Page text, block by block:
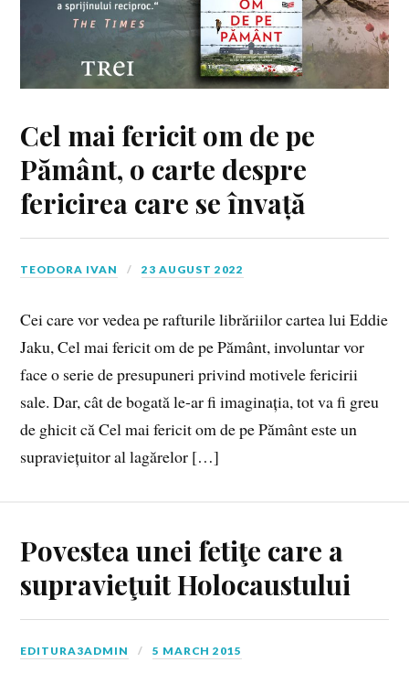
Cel mai fericit om de pe
Pământ, o carte despre
fericirea care se învață
TEODORA IVAN 23 AUGUST 2022
Cei care vor vedea pe rafturile librăriilor cartea lui Eddie
Jaku, Cel mai fericit om de pe Pământ, involuntar vor
face o serie de presupuneri privind motivele fericirii
sale. Dar, cât de bogată le-ar fi imaginația, tot va fi greu
de ghicit că Cel mai fericit om de pe Pământ este un
supraviețuitor al lagărelor […]
Povestea unei fetiţe care a
supravieţuit Holocaustului
EDITURA3ADMIN 5 MARCH 2015